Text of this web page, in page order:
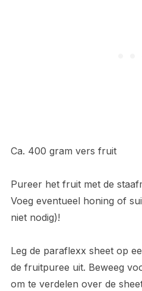
Ca. 400 gram vers fruit
Pureer het fruit met de
Voeg eventueel honing of
niet nodig)!
Leg de paraflexx sheet op
de fruitpuree uit. Beweeg
om te verdelen over de